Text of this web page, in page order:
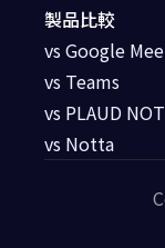
製品比較
vs Google
vs Teams
vs PLAUD
vs Notta